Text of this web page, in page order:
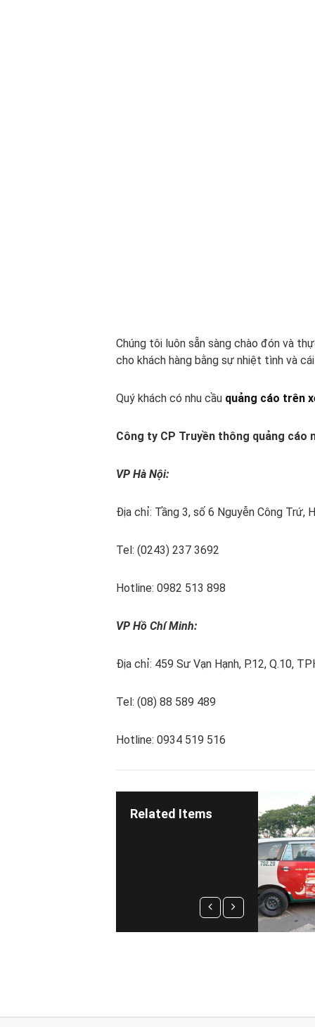
Chúng tôi luôn sẵn sàng chào đón và
cho khách hàng bằng sự nhiệt tình và
Quý khách có nhu cầu quảng cáo trên
Công ty CP Truyền thông quảng cáo
VP Hà Nội:
Địa chỉ: Tầng 3, số 6 Nguyễn Công Trứ,
Tel: (0243) 237 3692
Hotline: 0982 513 898
VP Hồ Chí Minh:
Địa chỉ: 459 Sư Vạn Hạnh, P.12, Q.10,
Tel: (08) 88 589 489
Hotline: 0934 519 516
Related Items